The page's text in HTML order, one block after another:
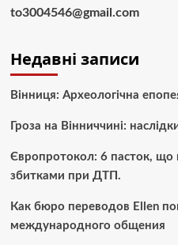
to3004546@gmail.com
Недавні записи
Вінниця: Археологічна
Гроза на Вінниччині:
Європротокол: 6 пасток, що
збитками при ДТП.
Как бюро переводов Ellen
международного общения